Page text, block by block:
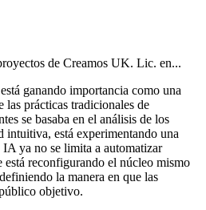
de Creamos UK. Lic. en...
ganando importancia como una
prácticas tradicionales de
se basaba en el análisis de los
intuitiva, está experimentando una
ya no se limita a automatizar
está reconfigurando el núcleo mismo
la manera en que las
objetivo.